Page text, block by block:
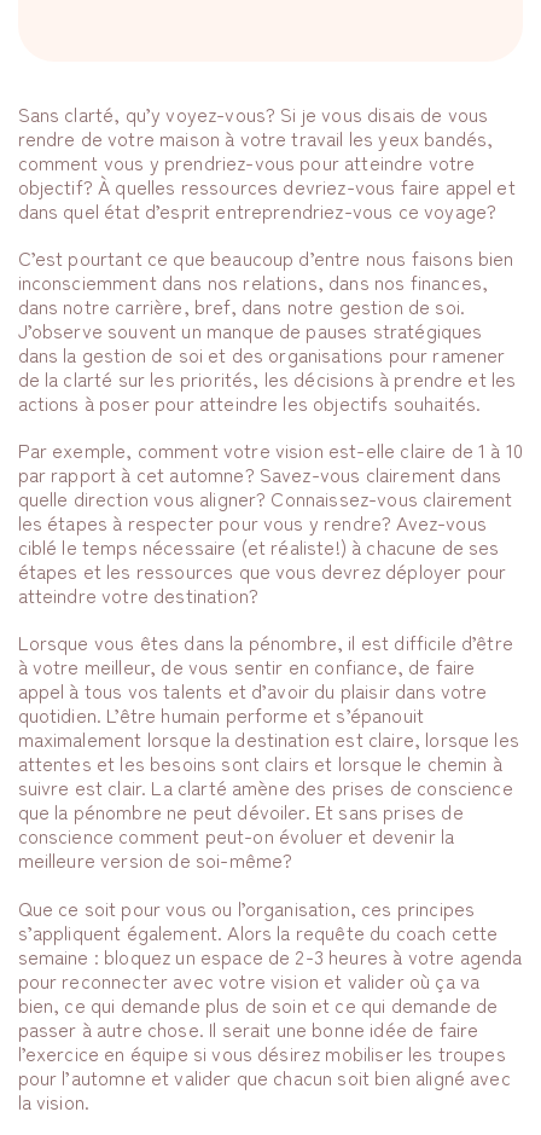
Sans clarté, qu’y voyez-vous? Si je vous disais de vous
rendre de votre maison à votre travail les yeux bandés,
comment vous y prendriez-vous pour atteindre votre
objectif? À quelles ressources devriez-vous faire appel et
dans quel état d’esprit entreprendriez-vous ce voyage?
C’est pourtant ce que beaucoup d’entre nous faisons bien
inconsciemment dans nos relations, dans nos finances,
dans notre carrière, bref, dans notre gestion de soi.
J’observe souvent un manque de pauses stratégiques
dans la gestion de soi et des organisations pour ramener
de la clarté sur les priorités, les décisions à prendre et les
actions à poser pour atteindre les objectifs souhaités.
Par exemple, comment votre vision est-elle claire de 1 à 10
par rapport à cet automne? Savez-vous clairement dans
quelle direction vous aligner? Connaissez-vous clairement
les étapes à respecter pour vous y rendre? Avez-vous
ciblé le temps nécessaire (et réaliste!) à chacune de ses
étapes et les ressources que vous devrez déployer pour
atteindre votre destination?
Lorsque vous êtes dans la pénombre, il est difficile d’être
à votre meilleur, de vous sentir en confiance, de faire
appel à tous vos talents et d’avoir du plaisir dans votre
quotidien. L’être humain performe et s’épanouit
maximalement lorsque la destination est claire, lorsque les
attentes et les besoins sont clairs et lorsque le chemin à
suivre est clair. La clarté amène des prises de conscience
que la pénombre ne peut dévoiler. Et sans prises de
conscience comment peut-on évoluer et devenir la
meilleure version de soi-même?
Que ce soit pour vous ou l’organisation, ces principes
s’appliquent également. Alors la requête du coach cette
semaine : bloquez un espace de 2-3 heures à votre agenda
pour reconnecter avec votre vision et valider où ça va
bien, ce qui demande plus de soin et ce qui demande de
passer à autre chose. Il serait une bonne idée de faire
l’exercice en équipe si vous désirez mobiliser les troupes
pour l’automne et valider que chacun soit bien aligné avec
la vision.